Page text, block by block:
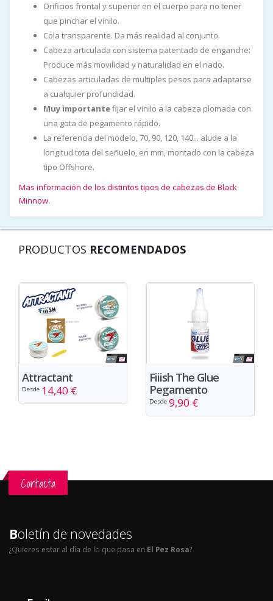
Orificios frontal y superior en el cuerpo para no tener
que pinchar el vinilo.
Cola transparente. Da más realidad al conjunto.
Cabeza articulada con sistema patentado de enganche:
Produce más movilidad y naturalidad en el nado.
Cabezas articuladas de multiples pesos para adaptarse
a cualquier profundidad.
Muy importantefijar el vinilo a la cabeza plomada con
una gota de pegamento rápido.
La referencia del modelo, 70, 90, 120, 140... alude a la
longitud tota del señuelo, en mm, montado con la cabeza
tipo Offshore.
Mas información de los distintos tipos de cabezas de Black
Minnow.
PRODUCTOS RECOMENDADOS
Attractant
Desde 14,40 €
Fiiish The Glue
Pegamento
Desde 9,90 €
Contacta
Boletín de novedades
¿Quieres estar al día de lo que pasa en El Pez Rosa?